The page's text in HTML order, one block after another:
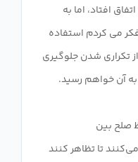
افتاد، اما به
می کردم استفاده
تکراری شدن جلوگیری
صلح بین
تا تظاهر کنند